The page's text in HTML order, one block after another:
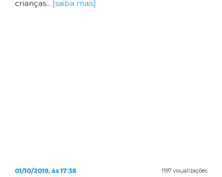
crianças... [saiba mais]
1197 visualizações
01/10/2019, às 17:38